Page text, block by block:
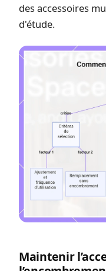
des accessoires
d'étude.
Maintenir